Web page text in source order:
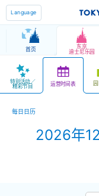
Language
首页 东京
迪士尼乐园
特别活动／
精彩节目 运营时间表
每日日历
2026年